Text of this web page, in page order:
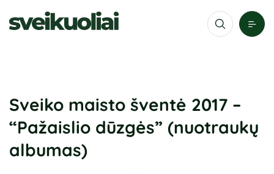
Sveiko maisto šventė 2017 –
“Pažaislio dūzgės” (nuotraukų
albumas)